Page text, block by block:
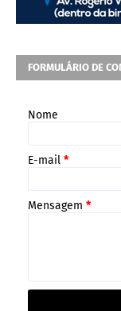
FORMULÁRIO DE
Nome
E-mail *
Mensagem *